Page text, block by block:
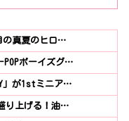
の真夏のヒロ…
POPボーイズグ…
」が1stミニア…
り上げる！油…